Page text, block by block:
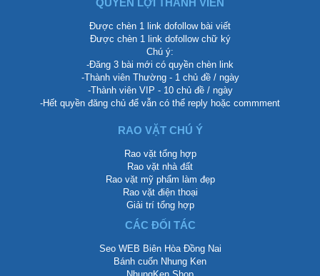
QUYỀN LỢI THÀNH VIÊN
Được chèn 1 link dofollow bài viết
Được chèn 1 link dofollow chữ ký
Chú ý:
-Đăng 3 bài mới có quyền chèn link
-Thành viên Thường - 1 chủ đề / ngày
-Thành viên VIP - 10 chủ đề / ngày
-Hết quyền đăng chủ để vẫn có thể reply hoặc commment
RAO VẶT CHÚ Ý
Rao vặt tổng hợp
Rao vặt nhà đất
Rao vặt mỹ phẩm làm đẹp
Rao vặt điện thoại
Giải trí tổng hợp
CÁC ĐỐI TÁC
Seo WEB Biên Hòa Đồng Nai
Bánh cuốn Nhung Ken